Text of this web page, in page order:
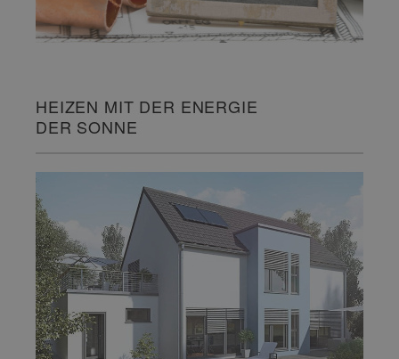
HEIZEN MIT DER ENERGIE
DER SONNE